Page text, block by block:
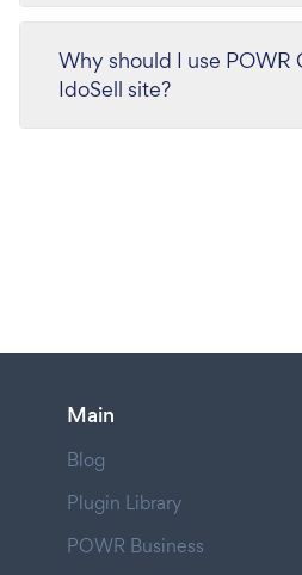
Why should I use POWR
IdoSell site?
Main
Blog
Plugin Library
POWR Business